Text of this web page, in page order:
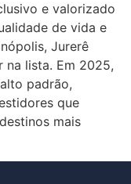
e valorizado
de vida e
Jurerê
na lista. Em 2025,
padrão,
que
mais